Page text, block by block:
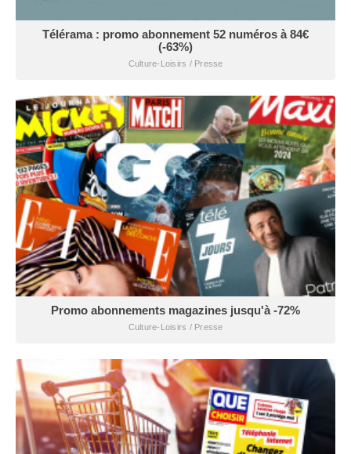
Télérama : promo abonnement 52 numéros à 84€
(-63%)
Culture-Loisirs / Presse
Promo abonnements magazines jusqu'à -72%
Culture-Loisirs / Presse